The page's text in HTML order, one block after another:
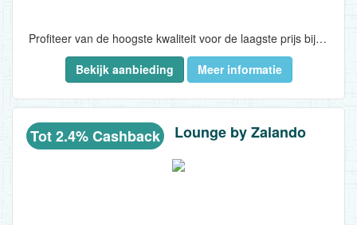
Profiteer van de hoogste kwaliteit voor de laagste prijs bij Lidl...
Bekijk aanbieding
Meer informatie
Tot 2.4% Cashback Lounge by Zalando